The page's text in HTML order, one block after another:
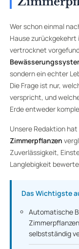
Wer schon einmal
Hause
vertrocknet
sondern ein echter
Die Frage ist nur,
verspricht, und
Erde entweder
Unsere Redaktion hat
Zimmerpflanzen
Zuverlässigkeit,
Langlebigkeit
Das Wichtigste
Automatische
selbstständig